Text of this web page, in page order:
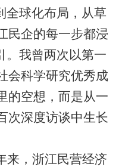
全球化布局，从草
民企的每一步都浸
。我曾两次以第一
会科学研究优秀成
的空想，而是从一
次深度访谈中生长
，浙江民营经济